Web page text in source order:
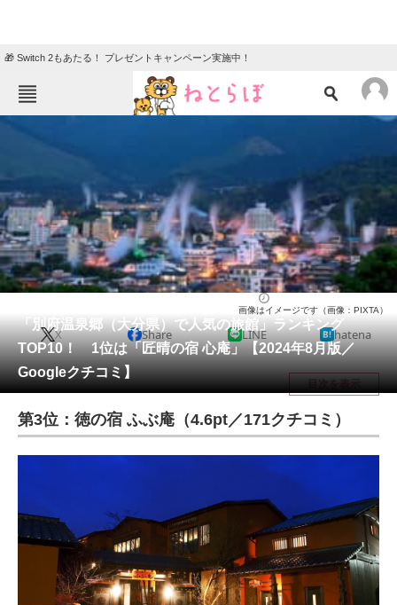
🎁 Switch 2もあたる！ プレゼントキャンペーン実施中！
グルメ 地域
住まい 教育・育児
動物 リサーチ
会員記事
メディア
注目記事を集めた総合ページ
ITの今と未来を見通す
進化するPCとデバイスの未来
好きが集まる 比べて選べる
ビジネスと働き方のヒント
「別府温泉郷（大分県）で人気の旅館」ランキング
TOP10！ 1位は「匠晴の宿 心庵」【2024年8月版／
Googleクチコミ】
画像はイメージです（画像：PIXTA）
X Share LINE hatena
目次を表示
第3位：徳の宿 ふぶ庵（4.6pt／171クチコミ）